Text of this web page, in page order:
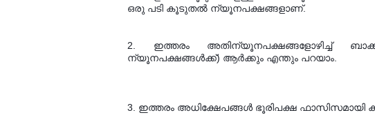
ഒരു പടി കൂടുതല്‍ ന്യൂനപക്ഷങ്ങളാണ്.
2. ഇത്തരം അതിന്യൂനപക്ഷങ്ങളോഴിച്ച്
ന്യൂനപക്ഷങ്ങള്‍ക്ക്) ആര്‍ക്കും എന്തും പറയാം.
3. ഇത്തരം അധിക്ഷേപങ്ങള്‍ ഭൂരിപക്ഷ ഫാസിസമായി